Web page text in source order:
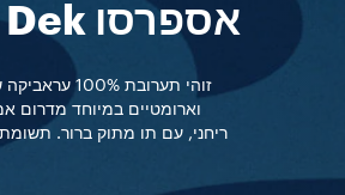
אספרסו Dek
זוהי תערובת
וארומטיים במיוחד מדרום
ריחני, עם תו מתוק ברור.